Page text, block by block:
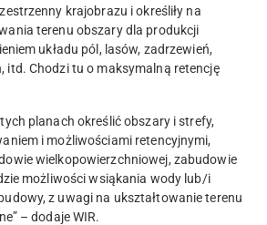
krajobrazu i określiły na
terenu obszary dla produkcji
układu pól, lasów, zadrzewień,
itd. Chodzi tu o maksymalną retencję
planach określić obszary i strefy,
i możliwościami retencyjnymi,
wielkopowierzchniowej, zabudowie
możliwości wsiąkania wody lub/i
z uwagi na ukształtowanie terenu
– dodaje WIR.